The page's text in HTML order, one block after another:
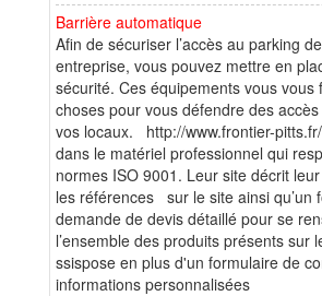
Barrière automatique
Afin de sécuriser l’accès au parking
entreprise, vous pouvez mettre en
sécurité. Ces équipements vous vous
choses pour vous défendre des
vos locaux. http://www.frontier-
dans le matériel professionnel qui
normes ISO 9001. Leur site décrit
les références sur le site ainsi qu’un
demande de devis détaillé pour se
l’ensemble des produits présents sur
ssispose en plus d'un formulaire de
informations personnalisées